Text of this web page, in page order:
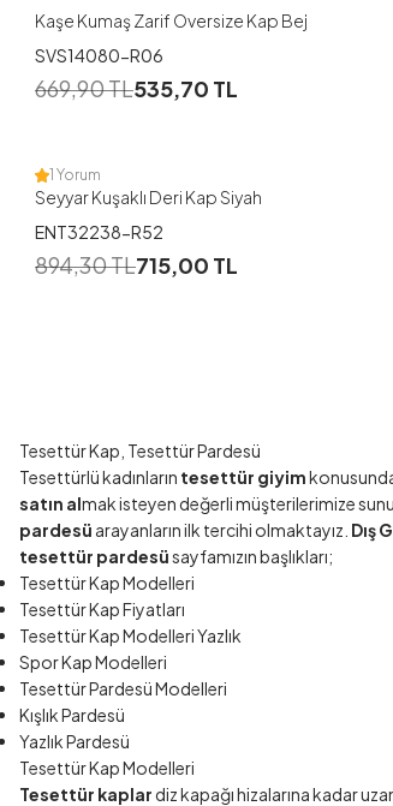
Kaşe Kumaş Zarif Oversize Kap Bej
SVS14080-R06
669,90TL535,70 TL
1 Yorum
Seyyar Kuşaklı Deri Kap Siyah
ENT32238-R52
894,30TL715,00 TL
Tesettür Kap, Tesettür Pardesü
Tesettürlü kadınların tesettür giyim
satın almak isteyen değerli müşterilerimize
pardesü arayanların ilk tercihi olmaktayız. Dış
tesettür pardesüsayfamızın başlıkları;
Tesettür Kap Modelleri
Tesettür Kap Fiyatları
Tesettür Kap Modelleri Yazlık
Spor Kap Modelleri
Tesettür Pardesü Modelleri
Kışlık Pardesü
Yazlık Pardesü
Tesettür Kap Modelleri
Tesettür kaplar diz kapağı hizalarına kadar